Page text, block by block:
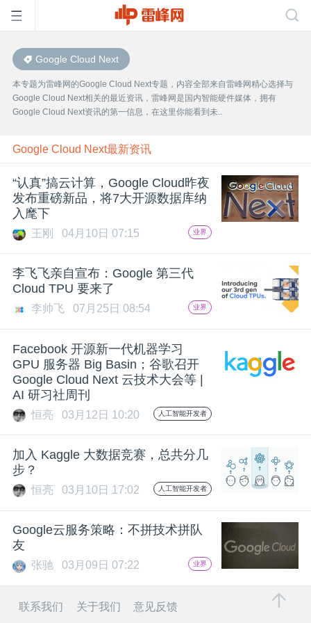
首
页
雷
峰
网
公
开
课
活
GAIR
专
Google Cloud Next
本专题为雷峰网的Google Cloud Next专题，内容全部来自雷峰网精心选择与
Google Cloud Next相关的最近资讯，雷峰网是国内智能硬件媒体，拥有
Google Cloud Next资讯的第一信息，在这里你能看到未..
Google Cloud Next最新资讯
“认真”搞云计算，Google Cloud昨夜
发布重磅新品，将7大开源数据库纳
入麾下
王刚 04月10日 07:15 业界
李飞飞亲自宣布：Google 第三代
Cloud TPU 要来了
李帅飞 07月25日 08:54 业界
Facebook 开源新一代机器学习
GPU 服务器 Big Basin；谷歌召开
Google Cloud Next 云技术大会等 |
AI 研习社周刊
恒亮 03月12日 10:20 人工智能开发者
加入 Kaggle 大数据竞赛，总共分几
步？
恒亮 03月10日 17:02 人工智能开发者
Google云服务策略：不拼技术拼队
友
张驰 03月09日 07:22 业界
联系我们 关于我们 意见反馈